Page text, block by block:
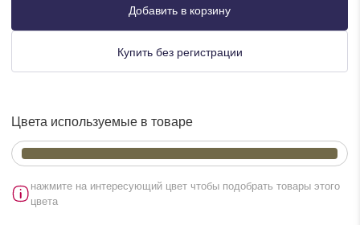
Добавить в корзину
Купить без регистрации
Цвета используемые в товаре
нажмите на интересующий цвет чтобы подобрать товары этого
цвета